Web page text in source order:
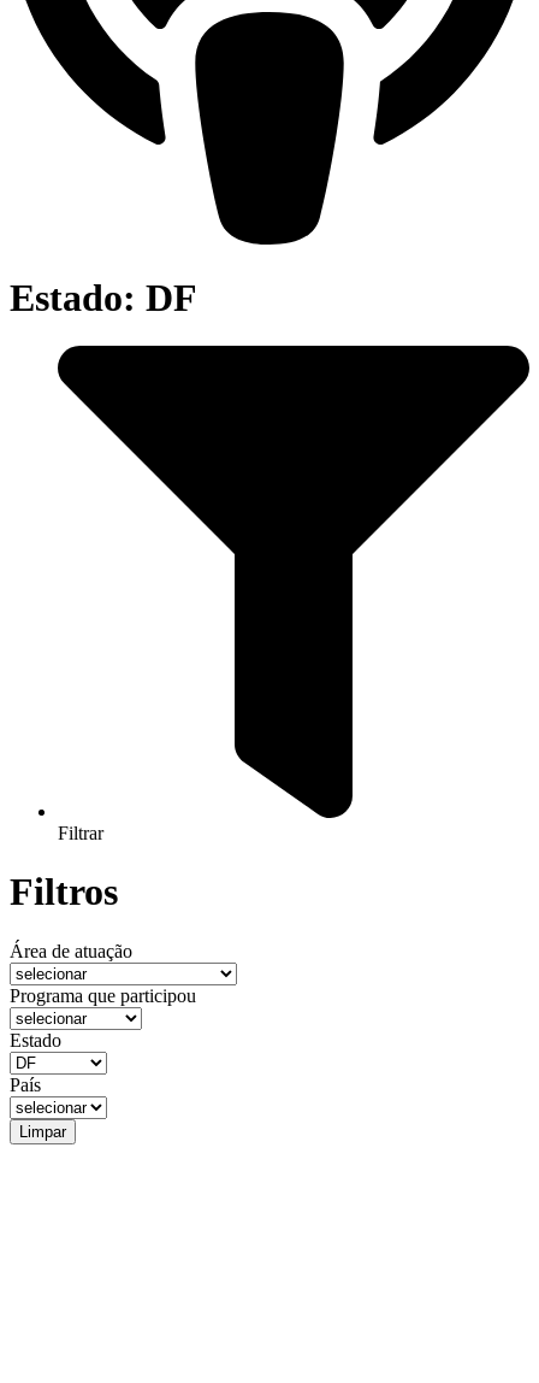
Estado: DF
Filtrar
Filtros
Área de atuação
Programa que participou
Estado
País
Limpar